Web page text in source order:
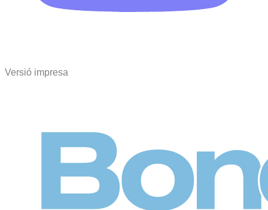
Versió impresa